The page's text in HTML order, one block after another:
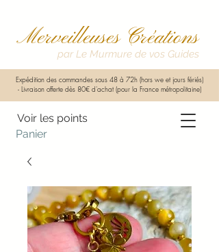
Merveilleuses Créations
Panier
Expédition des commandes sous 48 à 72h (hors we et jours fériés)
- Livraison offerte dès 80€ d'achat (pour la France métropolitaine)
par Le Murmure de vos Guides
Voir les points